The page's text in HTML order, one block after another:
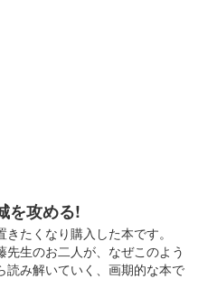
群馬戦国御城印サミット
後は前橋百貨にて販売。
御城印
「群馬戦国御城印サミット
を攻める!
たくなり購入した本です。
生のお二人が、なぜこのよう
読み解いていく、画期的な本で